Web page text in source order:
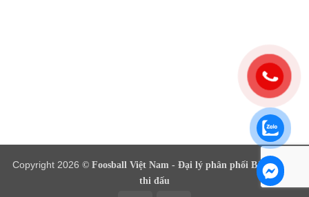
Copyright 2026 © Foosball Việt Nam - Đại lý phân phối Bàn Bi Lắc
thi đấu